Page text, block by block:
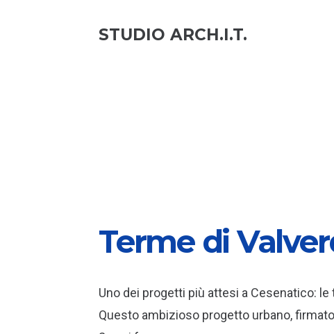
STUDIO ARCH.I.T.
Terme di
Uno dei progetti più attesi a Cesenatico:
Questo ambizioso progetto urbano,